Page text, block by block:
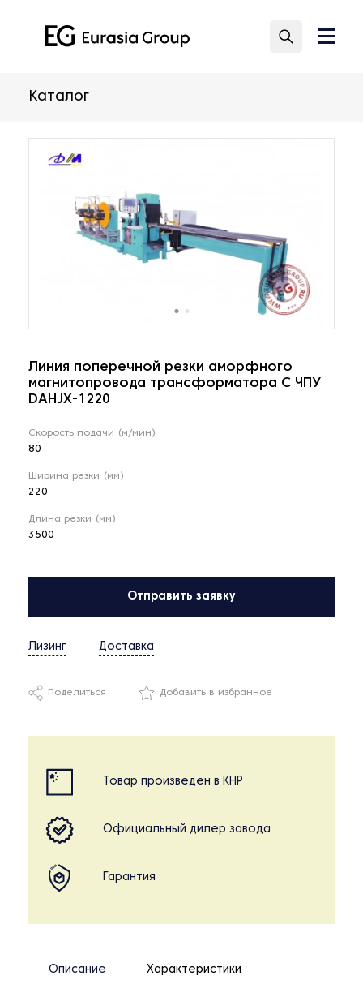
Каталог
Линия поперечной резки аморфного
магнитопровода трансформатора С ЧПУ
DAHJX-1220
Скорость подачи (м/мин)
80
Ширина резки (мм)
220
Длина резки (мм)
3500
Отправить заявку
Лизинг Доставка
Поделиться Добавить в избранное
Товар произведен в КНР
Официальный дилер завода
Гарантия
Описание Характеристики